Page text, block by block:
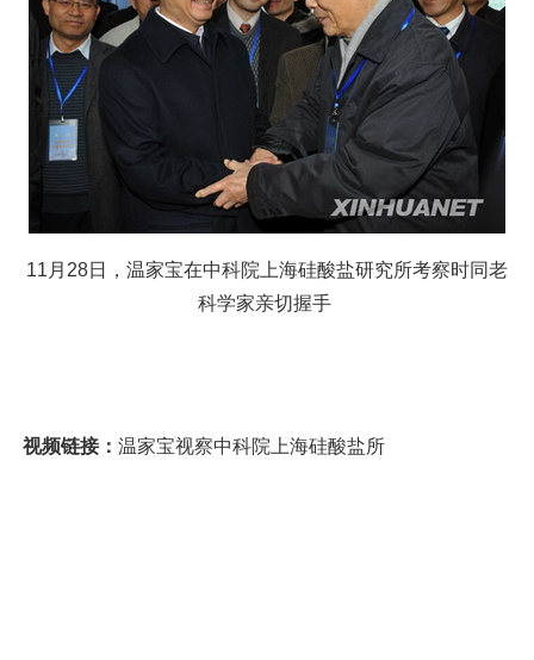
11月28日，温家宝在中科院上海硅酸盐研究所考察时同老
科学家亲切握手
视频链接： 温家宝视察中科院上海硅酸盐所